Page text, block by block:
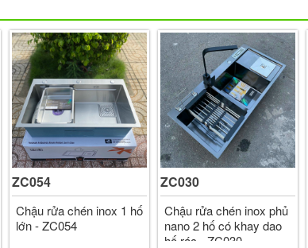
ZC054
Chậu rửa chén inox 1 hố
lớn - ZC054
ZC030
Chậu rửa chén inox phủ
nano 2 hố có khay dao
hố rác - ZC030